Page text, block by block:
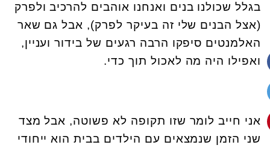
בגלל שכולנו בנים ואנחנו אוהבים להרכיב ולפרק
(אצל הבנים שלי זה בעיקר לפרק), אבל גם שאר
האלמנטים סיפקו הרבה רגעים של בידור ועניין,
ואפילו היה מה לאכול תוך כדי.
אני חייב לומר שזו תקופה לא פשוטה, אבל מצד
שני הזמן שנמצאים עם הילדים בבית הוא ייחודי